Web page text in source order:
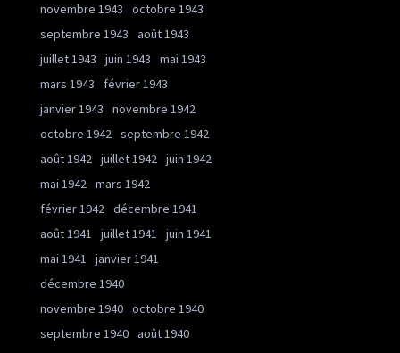
novembre 1943
octobre 1943
septembre 1943
août 1943
juillet 1943
juin 1943
mai 1943
mars 1943
février 1943
janvier 1943
novembre 1942
octobre 1942 septembre 1942
août 1942 juillet 1942 juin 1942
mai 1942 mars 1942
février 1942 décembre 1941
août 1941
juillet 1941
juin 1941
mai 1941
janvier 1941
décembre 1940
novembre 1940 octobre 1940
septembre 1940 août 1940